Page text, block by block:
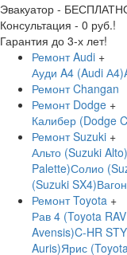
Эвакуатор -
Консультация - 0 руб.!
Гарантия до 3-х лет!
Ремонт Audi +
Ауди A4 (Audi А4)
Ремонт Changan
Ремонт Dodge +
Калибер (Dodge
Ремонт Suzuki +
Альто (Suzuki Alto)
Palette)Солио
(Suzuki SX4)
Ремонт Toyota +
Рав 4 (Toyota
Avensis)C-HR
Auris)Ярис